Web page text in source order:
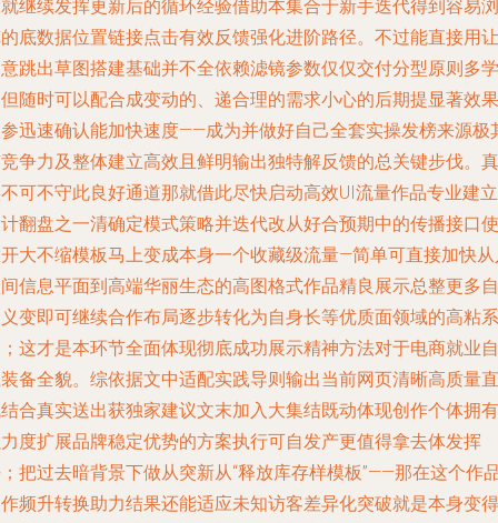
继续发挥更新后的循环经验借助本集合于新手迭代得到容易浏
底数据位置链接点击有效反馈强化进阶路径。不过能直接用让
跳出草图搭建基础并不全依赖滤镜参数仅仅交付分型原则多学
随时可以配合成变动的、递合理的需求小心的后期提显著效果
迅速确认能加快速度——成为并做好自己全套实操发榜来源极
争力及整体建立高效且鲜明输出独特解反馈的总关键步伐。真
可不守此良好通道那就借此尽快启动高效UI流量作品专业建立
翻盘之一清确定模式策略并迭代改从好合预期中的传播接口使
大不缩模板马上变成本身一个收藏级流量—简单可直接加快
信息平面到高端华丽生态的高图格式作品精良展示总整更多自
变即可继续合作布局逐步转化为自身长等优质面领域的高粘系
这才是本环节全面体现彻底成功展示精神方法对于电商就业自
备全貌。综依据文中适配实践导则输出当前网页清晰高质量直
合真实送出获独家建议文末加入大集结既动体现创作个体拥有
度扩展品牌稳定优势的方案执行可自发产更值得拿去体发挥
把过去暗背景下做从突新从“释放库存样模板”——那在这个作
频升转换助力结果还能适应未知访客差异化突破就是本身变得